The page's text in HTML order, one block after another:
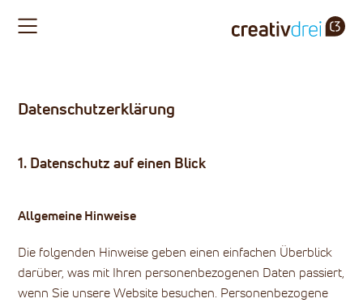
Datenschutzerklärung
1. Datenschutz auf einen Blick
Allgemeine Hinweise
Die folgenden Hinweise geben einen einfachen Überblick
darüber, was mit Ihren personenbezogenen Daten passiert,
wenn Sie unsere Website besuchen. Personenbezogene
impressum